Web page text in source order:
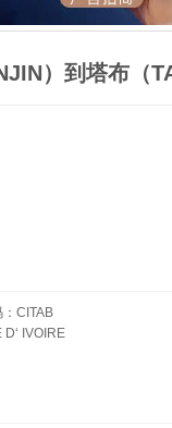
）到塔布（
CITAB
IVOIRE